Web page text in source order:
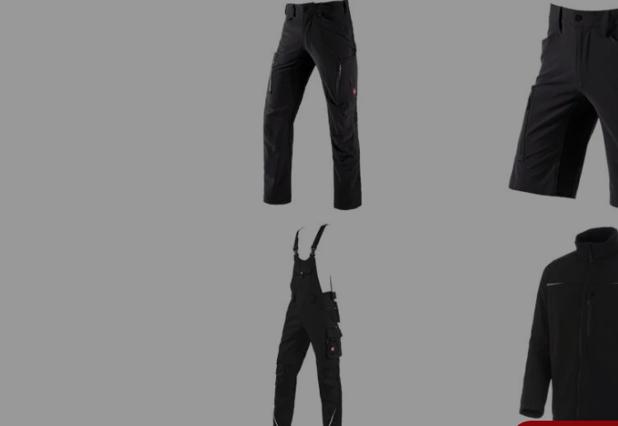
Cargohose e.s.vision stretch, Herren Short e.s.vision
Latzhose e.s.motion Softshelljacke